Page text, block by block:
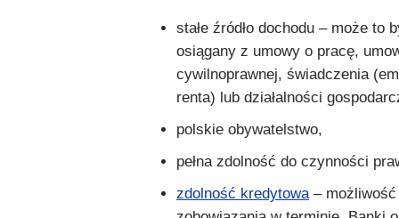
stałe źródło dochodu – może to
osiągany z umowy o pracę,
cywilnoprawnej, świadczenia
renta) lub działalności
polskie obywatelstwo,
pełna zdolność do czynności
zdolność kredytowa – możliwość